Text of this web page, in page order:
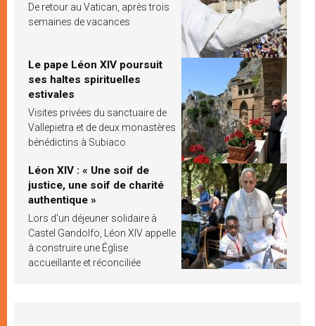
De retour au Vatican, après trois
semaines de vacances
Le pape Léon XIV poursuit
ses haltes spirituelles
estivales
Visites privées du sanctuaire de
Vallepietra et de deux monastères
bénédictins à Subiaco
Léon XIV : « Une soif de
justice, une soif de charité
authentique »
Lors d’un déjeuner solidaire à
Castel Gandolfo, Léon XIV appelle
à construire une Église
accueillante et réconciliée